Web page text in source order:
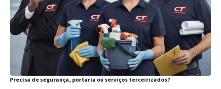
Precisa de segurança, portaria ou serviços terceirizados?